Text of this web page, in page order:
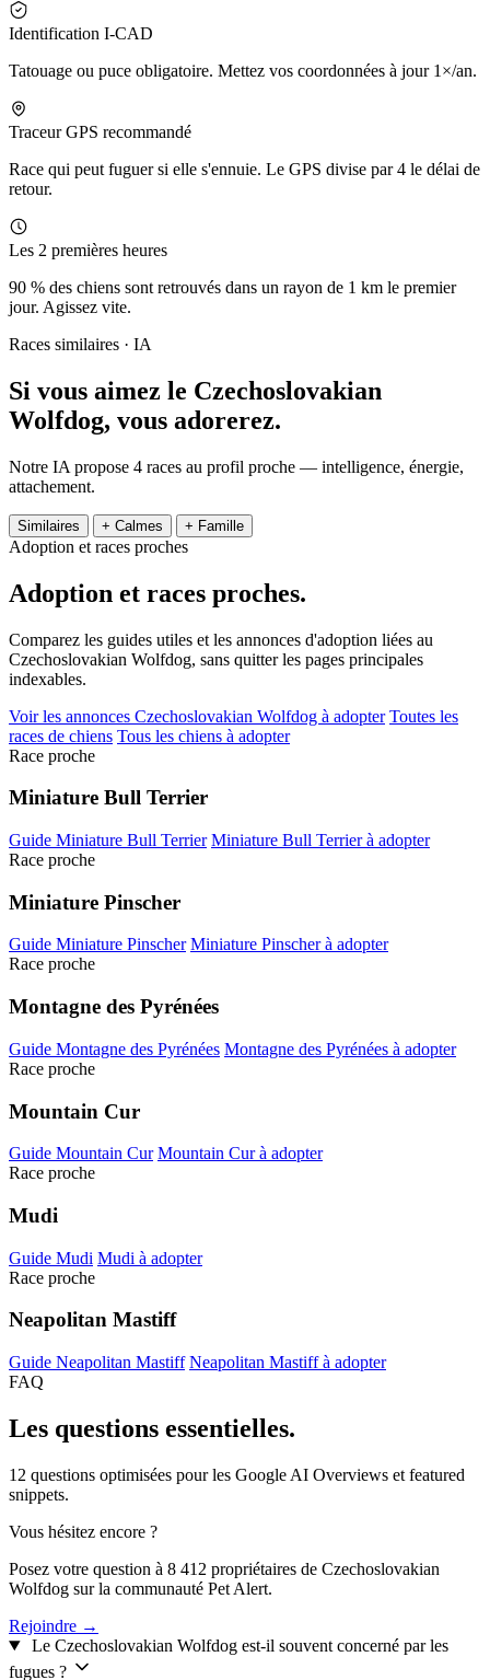
Identification I-CAD
Tatouage ou puce obligatoire. Mettez vos coordonnées à jour 1×/an.
Traceur GPS recommandé
Race qui peut fuguer si elle s'ennuie. Le GPS divise par 4 le délai de
retour.
Les 2 premières heures
90 % des chiens sont retrouvés dans un rayon de 1 km le premier
jour. Agissez vite.
Races similaires · IA
Si vous aimez le Czechoslovakian
Wolfdog, vous adorerez.
Notre IA propose 4 races au profil proche — intelligence, énergie,
attachement.
Similaires + Calmes + Famille
Adoption et races proches
Adoption et races proches.
Comparez les guides utiles et les annonces d'adoption liées au
Czechoslovakian Wolfdog, sans quitter les pages principales
indexables.
Voir les annonces Czechoslovakian Wolfdog à adopter Toutes les
races de chiens Tous les chiens à adopter
Race proche
Miniature Bull Terrier
Guide Miniature Bull Terrier Miniature Bull Terrier à adopter
Race proche
Miniature Pinscher
Guide Miniature Pinscher Miniature Pinscher à adopter
Race proche
Montagne des Pyrénées
Guide Montagne des Pyrénées Montagne des Pyrénées à adopter
Race proche
Mountain Cur
Guide Mountain Cur Mountain Cur à adopter
Race proche
Mudi
Guide Mudi Mudi à adopter
Race proche
Neapolitan Mastiff
Guide Neapolitan Mastiff Neapolitan Mastiff à adopter
FAQ
Les questions essentielles.
12 questions optimisées pour les Google AI Overviews et featured
snippets.
Vous hésitez encore ?
Posez votre question à 8 412 propriétaires de Czechoslovakian
Wolfdog sur la communauté Pet Alert.
Rejoindre →
Le Czechoslovakian Wolfdog est-il souvent concerné par les
fugues ?